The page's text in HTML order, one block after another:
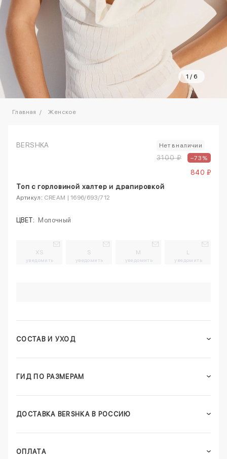
1 / 6
Главная Женское
BERSHKA Нет в наличии
3100 ₽ –73%
840 ₽
Топ с горловиной халтер и драпировкой
Артикул: CREAM | 1696/693/712
ЦВЕТ: Молочный
XS
уведомить
S
уведомить
M
уведомить
L
уведомить
СОСТАВ И УХОД
ГИД ПО РАЗМЕРАМ
ДОСТАВКА BERSHKA В РОССИЮ
ОПЛАТА